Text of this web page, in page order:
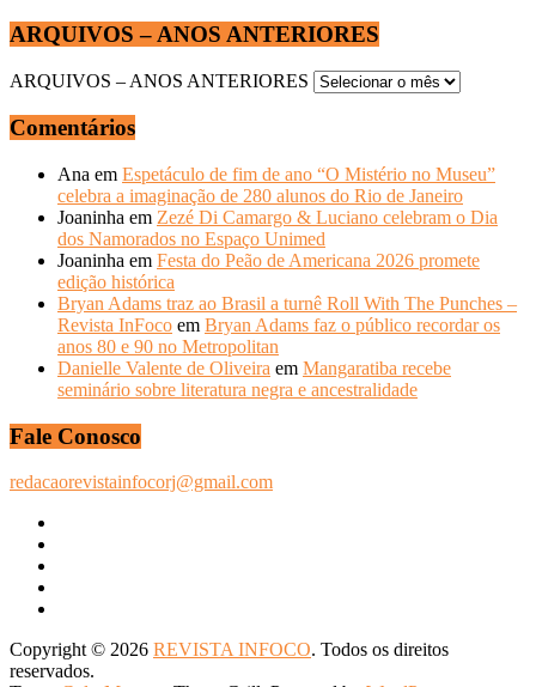
ARQUIVOS – ANOS ANTERIORES
ARQUIVOS – ANOS ANTERIORES
Comentários
Ana em Espetáculo de fim de ano “O Mistério no Museu”
celebra a imaginação de 280 alunos do Rio de Janeiro
Joaninha em Zezé Di Camargo & Luciano celebram o Dia
dos Namorados no Espaço Unimed
Joaninha em Festa do Peão de Americana 2026 promete
edição histórica
Bryan Adams traz ao Brasil a turnê Roll With The Punches –
Revista InFoco em Bryan Adams faz o público recordar os
anos 80 e 90 no Metropolitan
Danielle Valente de Oliveira em Mangaratiba recebe
seminário sobre literatura negra e ancestralidade
Fale Conosco
redacaorevistainfocorj@gmail.com
Copyright © 2026 REVISTA INFOCO. Todos os direitos
reservados.